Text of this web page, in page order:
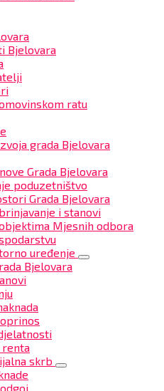
Bjelovara
ratu
grada Bjelovara
Grada Bjelovara
poduzetništvo
Grada Bjelovara
i stanovi
Mjesnih odbora
uređenje
Bjelovara
renta
skrb